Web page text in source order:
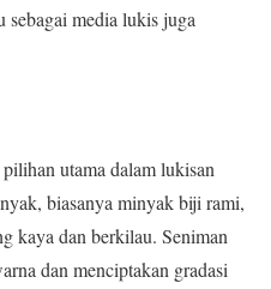
sebagai media lukis juga
utama dalam lukisan
biasanya minyak biji rami,
kaya dan berkilau. Seniman
dan menciptakan gradasi